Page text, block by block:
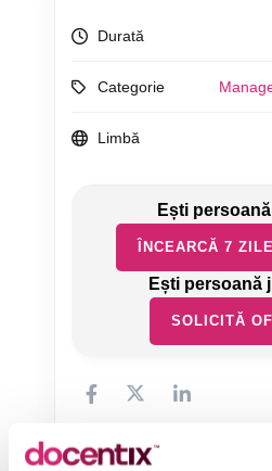
Durată
Categorie
Limbă
ÎNCEARCĂ 7
SOLICITĂ